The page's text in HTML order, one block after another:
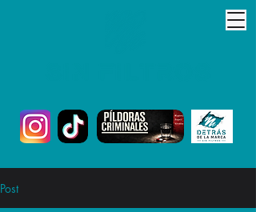
Post